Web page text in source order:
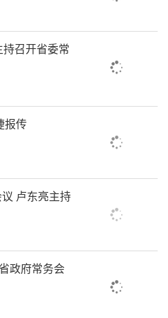
召开省委常
报传
卢东亮主持
政府常务会